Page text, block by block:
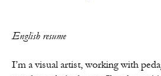
English resume
I’m a visual artist, working with